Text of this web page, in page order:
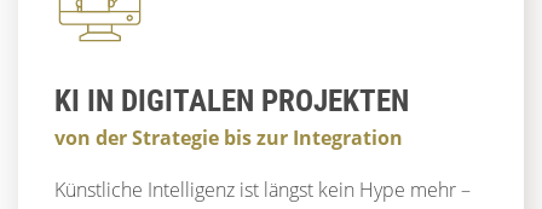
KI IN DIGITALEN PROJEKTEN
von der Strategie bis zur Integration
Künstliche Intelligenz ist längst kein Hype mehr –